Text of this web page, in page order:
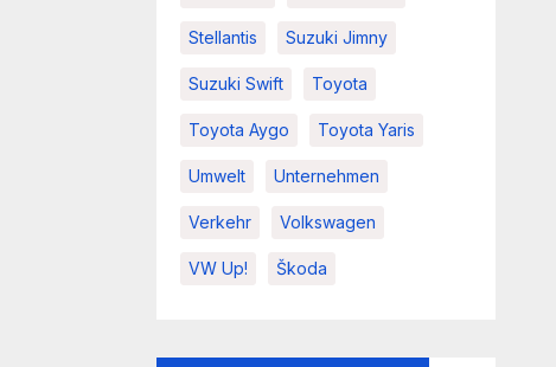
Stellantis Suzuki Jimny
Suzuki Swift Toyota
Toyota Aygo Toyota Yaris
Umwelt Unternehmen
Verkehr Volkswagen
VW Up! Škoda